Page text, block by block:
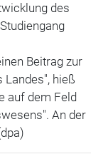
des
Beitrag zur
Landes", hieß
auf dem Feld
An der